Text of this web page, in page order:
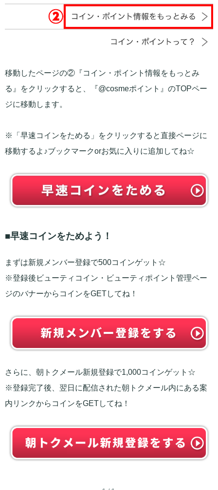
移動したページの②『コイン・ポイント情報をもっとみ
る』をクリックすると、『@cosmeポイント』のTOPペー
ジに移動します。
※「早速コインをためる」をクリックすると直接ページに
移動するよ♪ブックマークorお気に入りに追加してね☆
■早速コインをためよう！
まずは新規メンバー登録で500コインゲット☆
※登録後ビューティコイン・ビューティポイント管理ペー
ジのバナーからコインをGETしてね！
さらに、朝トクメール新規登録で1,000コインゲット☆
※登録完了後、翌日に配信された朝トクメール内にある案
内リンクからコインをGETしてね！